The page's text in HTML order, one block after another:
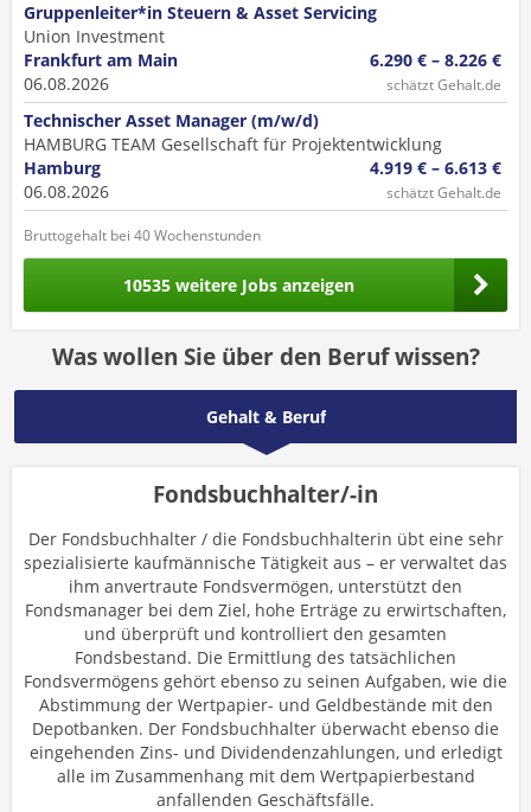
Gruppenleiter*in Steuern & Asset Servicing
Union Investment
Frankfurt am Main
06.08.2026
6.290 € – 8.226 €
schätzt Gehalt.de
Technischer Asset Manager (m/w/d)
HAMBURG TEAM Gesellschaft für Projektentwicklung
Hamburg
06.08.2026
4.919 € – 6.613 €
schätzt Gehalt.de
Bruttogehalt bei 40 Wochenstunden
10535 weitere Jobs anzeigen
Was wollen Sie über den Beruf wissen?
Gehalt & Beruf
Fondsbuchhalter/-in
Der Fondsbuchhalter / die Fondsbuchhalterin übt eine sehr
spezialisierte kaufmännische Tätigkeit aus – er verwaltet das
ihm anvertraute Fondsvermögen, unterstützt den
Fondsmanager bei dem Ziel, hohe Erträge zu erwirtschaften,
und überprüft und kontrolliert den gesamten
Fondsbestand. Die Ermittlung des tatsächlichen
Fondsvermögens gehört ebenso zu seinen Aufgaben, wie die
Abstimmung der Wertpapier- und Geldbestände mit den
Depotbanken. Der Fondsbuchhalter überwacht ebenso die
eingehenden Zins- und Dividendenzahlungen, und erledigt
alle im Zusammenhang mit dem Wertpapierbestand
anfallenden Geschäftsfälle.